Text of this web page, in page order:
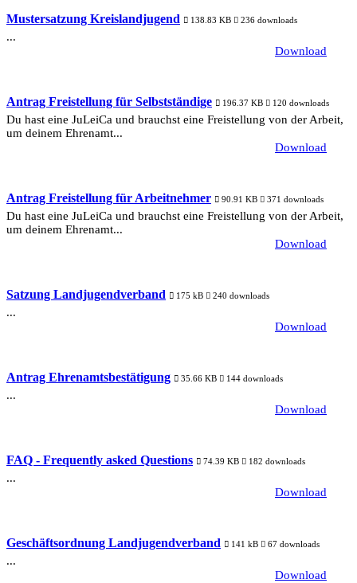
Mustersatzung Kreislandjugend 138.83 KB 236 downloads
...
Download
Antrag Freistellung für Selbstständige 196.37 KB 120 downloads
Du hast eine JuLeiCa und brauchst eine Freistellung von der Arbeit,
um deinem Ehrenamt...
Download
Antrag Freistellung für Arbeitnehmer 90.91 KB 371 downloads
Du hast eine JuLeiCa und brauchst eine Freistellung von der Arbeit,
um deinem Ehrenamt...
Download
Satzung Landjugendverband 175 kB 240 downloads
...
Download
Antrag Ehrenamtsbestätigung 35.66 KB 144 downloads
...
Download
FAQ - Frequently asked Questions 74.39 KB 182 downloads
...
Download
Geschäftsordnung Landjugendverband 141 kB 67 downloads
...
Download